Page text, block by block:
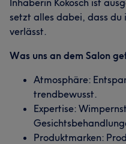
Professionell 29
Aufmerksam 13
Inhaberin Kokosch ist
setzt alles dabei, dass du
verlässt.
Was uns an dem Salon
Atmosphäre:
trendbewusst.
Expertise:
Produktmarken: